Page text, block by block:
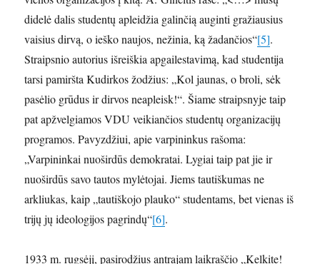
didelė dalis studentų apleidžia galinčią auginti gražiausius
vaisius dirvą, o ieško naujos, nežinia, ką žadančios“[5].
Straipsnio autorius išreiškia apgailestavimą, kad studentija
tarsi pamiršta Kudirkos žodžius: „Kol jaunas, o broli, sėk
pasėlio grūdus ir dirvos neapleisk!“. Šiame straipsnyje taip
pat apžvelgiamos VDU veikiančios studentų organizacijų
programos. Pavyzdžiui, apie varpininkus rašoma:
„Varpininkai nuoširdūs demokratai. Lygiai taip pat jie ir
nuoširdūs savo tautos mylėtojai. Jiems tautiškumas ne
arkliukas, kaip „tautiškojo plauko“ studentams, bet vienas iš
trijų jų ideologijos pagrindų“[6].
1933 m. rugsėjį, pasirodžius antrajam laikraščio „Kelkite!